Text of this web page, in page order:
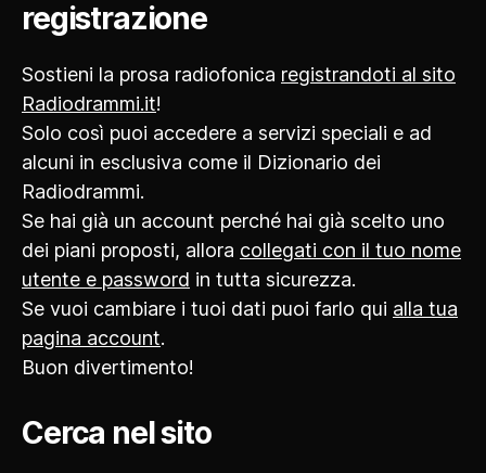
registrazione
Sostieni la prosa radiofonica registrandoti al sito
Radiodrammi.it!
Solo così puoi accedere a servizi speciali e ad
alcuni in esclusiva come il Dizionario dei
Radiodrammi.
Se hai già un account perché hai già scelto uno
dei piani proposti, allora collegati con il tuo nome
utente e password in tutta sicurezza.
Se vuoi cambiare i tuoi dati puoi farlo qui alla tua
pagina account.
Buon divertimento!
Cerca nel sito